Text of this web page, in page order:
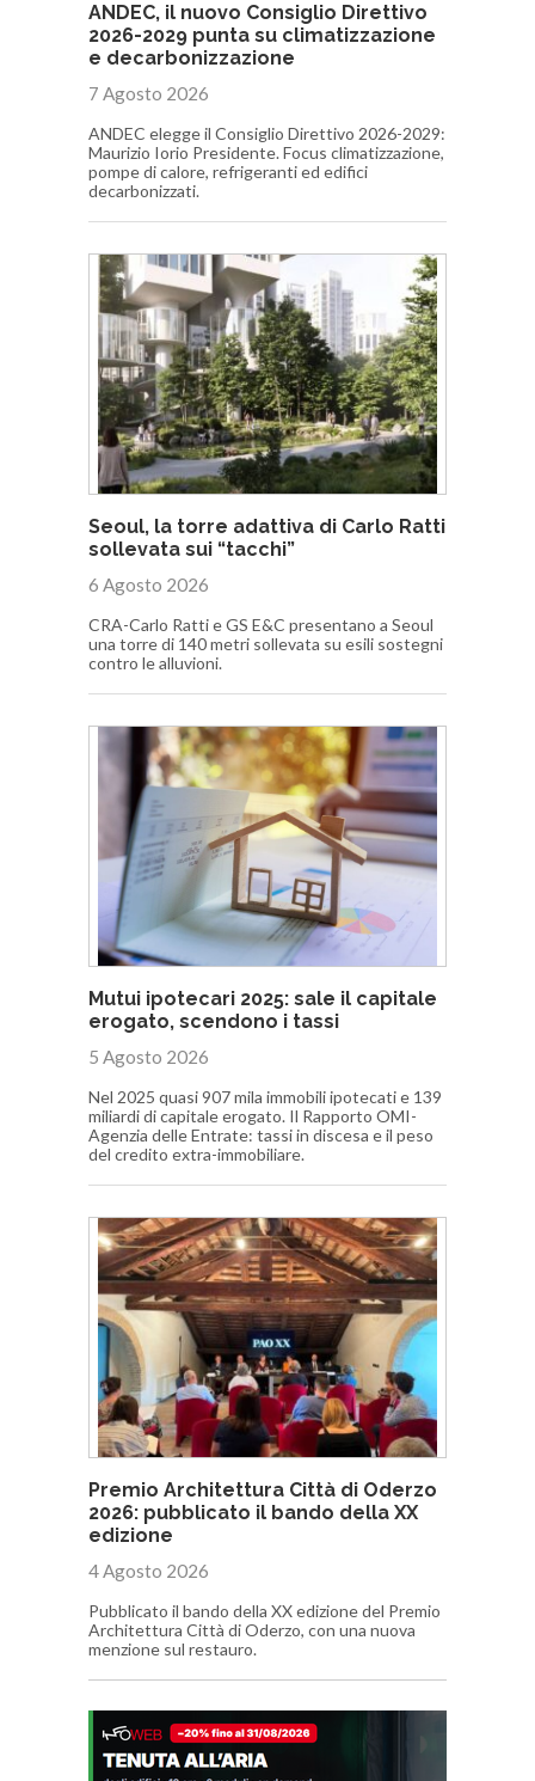
ANDEC, il nuovo Consiglio Direttivo
2026-2029 punta su climatizzazione
e decarbonizzazione
7 Agosto 2026
ANDEC elegge il Consiglio Direttivo 2026-2029:
Maurizio Iorio Presidente. Focus climatizzazione,
pompe di calore, refrigeranti ed edifici
decarbonizzati.
Seoul, la torre adattiva di Carlo Ratti
sollevata sui “tacchi”
6 Agosto 2026
CRA-Carlo Ratti e GS E&C presentano a Seoul
una torre di 140 metri sollevata su esili sostegni
contro le alluvioni.
Mutui ipotecari 2025: sale il capitale
erogato, scendono i tassi
5 Agosto 2026
Nel 2025 quasi 907 mila immobili ipotecati e 139
miliardi di capitale erogato. Il Rapporto OMI-
Agenzia delle Entrate: tassi in discesa e il peso
del credito extra-immobiliare.
Premio Architettura Città di Oderzo
2026: pubblicato il bando della XX
edizione
4 Agosto 2026
Pubblicato il bando della XX edizione del Premio
Architettura Città di Oderzo, con una nuova
menzione sul restauro.